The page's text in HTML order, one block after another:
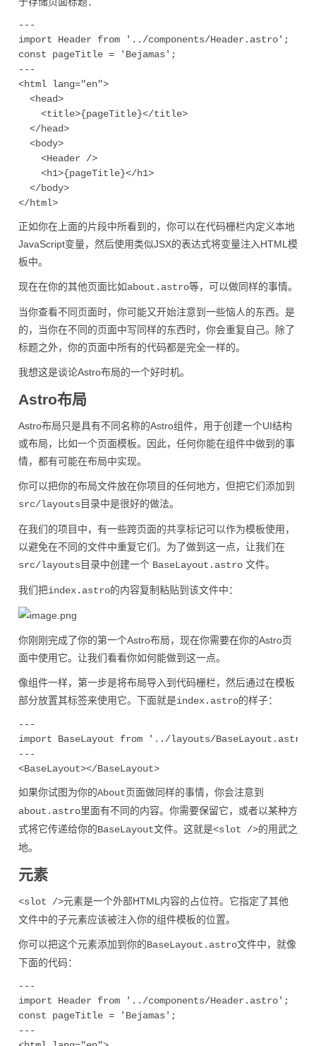
---
import Header from '../components/Header.astro';
const pageTitle = 'Bejamas';
---
<html lang="en">
  <head>
    <title>{pageTitle}</title>
  </head>
  <body>
    <Header />
    <h1>{pageTitle}</h1>
  </body>
正如你在上面的片段中所看到的，你可以在代码栅栏内定义本地
JavaScript变量，然后使用类似JSX的表达式将变量注入HTML模
板中。
现在在你的其他页面比如about.astro等，可以做同样的事情。
当你查看不同页面时，你可能又开始注意到一些恼人的东西。是
的，当你在不同的页面中写同样的东西时，你会重复自己。除了
标题之外，你的页面中所有的代码都是完全一样的。
我想这是谈论Astro布局的一个好时机。
Astro布局
Astro布局只是具有不同名称的Astro组件，用于创建一个UI结构
或布局，比如一个页面模板。因此，任何你能在组件中做到的事
情，都有可能在布局中实现。
你可以把你的布局文件放在你项目的任何地方，但把它们添加到
src/layouts目录中是很好的做法。
在我们的项目中，有一些跨页面的共享标记可以作为模板使用，
以避免在不同的文件中重复它们。为了做到这一点，让我们在
src/layouts目录中创建一个 BaseLayout.astro 文件。
我们把index.astro的内容复制粘贴到该文件中：
你刚刚完成了你的第一个Astro布局，现在你需要在你的Astro页
面中使用它。让我们看看你如何能做到这一点。
像组件一样，第一步是将布局导入到代码栅栏，然后通过在模板
部分放置其标签来使用它。下面就是index.astro的样子：
---
import BaseLayout from '../layouts/
---
如果你试图为你的About页面做同样的事情，你会注意到
about.astro里面有不同的内容。你需要保留它，或者以某种方
式将它传递给你的BaseLayout文件。这就是<slot />的用武之
地。
元素
<slot />元素是一个外部HTML内容的占位符。它指定了其他
文件中的子元素应该被注入你的组件模板的位置。
你可以把这个元素添加到你的BaseLayout.astro文件中，就像
下面的代码：
---
import Header from '../components/Header.astro';
const pageTitle = 'Bejamas';
---